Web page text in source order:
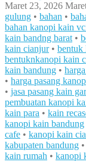
Maret 23, 2026
gulung • bahan •
bahan kanopi kain
kain bandng barat •
kain cianjur• bentuk
bentuknkanopi kain
kain bandung •
• harga pasang
• jasa pasang kain
pembuatan kanopi
kain para • kain
kanopi kain bandung
cafe • kanopi kain
kabupaten bandung •
kain rumah • kanopi